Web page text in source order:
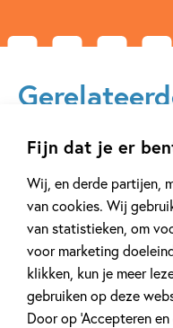
Fijn dat je er
Wij, en derde partijen,
van cookies. Wij
van statistieken, om
voor marketing
klikken, kun je meer
gebruiken op deze
Door op ‘Accepteren